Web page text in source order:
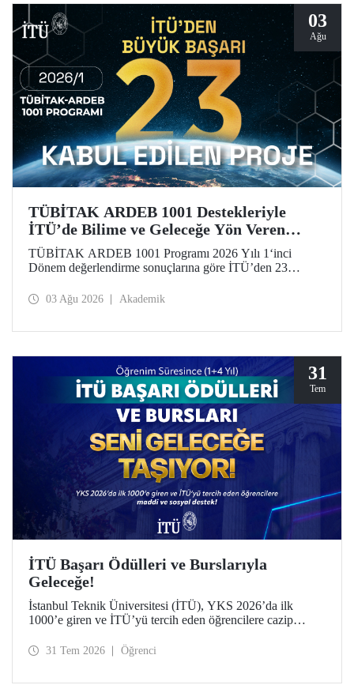
03
Ağu
TÜBİTAK ARDEB 1001 Destekleriyle
İTÜ’de Bilime ve Geleceğe Yön Veren
Başarı
TÜBİTAK ARDEB 1001 Programı 2026 Yılı 1‘inci
Dönem değerlendirme sonuçlarına göre İTÜ’den 23
03 Ağu 2026 Akademik
31
Tem
İTÜ Başarı Ödülleri ve Burslarıyla
Geleceğe!
İstanbul Teknik Üniversitesi (İTÜ), YKS 2026’da ilk
1000’e giren ve İTÜ’yü tercih eden öğrencilere cazip
31 Tem 2026 Öğrenci